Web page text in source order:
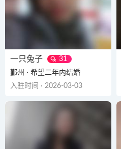
一只兔子
31
鄞州 · 希望二年内结婚
入驻时间 · 2026-03-03